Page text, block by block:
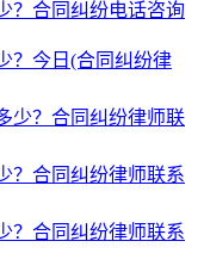
？合同纠纷电话咨询
？今日(合同纠纷律
少？合同纠纷律师联
？合同纠纷律师联系
？合同纠纷律师联系